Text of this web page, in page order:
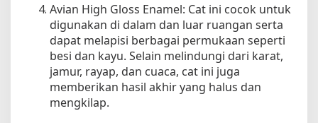
Avian High Gloss Enamel: Cat ini cocok untuk
digunakan di dalam dan luar ruangan serta
dapat melapisi berbagai permukaan seperti
besi dan kayu. Selain melindungi dari karat,
jamur, rayap, dan cuaca, cat ini juga
memberikan hasil akhir yang halus dan
mengkilap.